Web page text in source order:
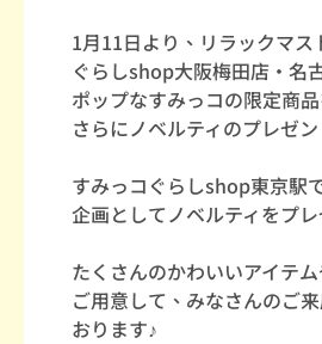
1月11日より、リラックマス
ぐらしshop大阪梅田店・名
ポップなすみっコの限定商品
さらにノベルティのプレゼ
すみっコぐらしshop東京駅
企画としてノベルティをプ
たくさんのかわいいアイテ
ご用意して、みなさんのご
おります♪